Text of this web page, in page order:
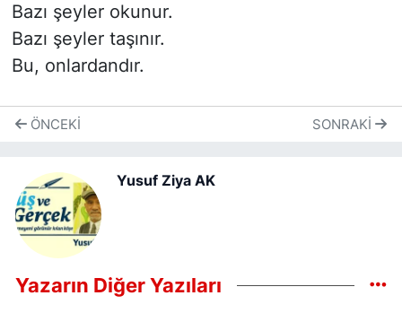
Bazı şeyler okunur.
Bazı şeyler taşınır.
Bu, onlardandır.
ÖNCEKI SONRAKI
Yusuf Ziya AK
Yazarın Diğer Yazıları